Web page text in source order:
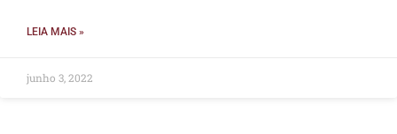
LEIA MAIS »
junho 3, 2022